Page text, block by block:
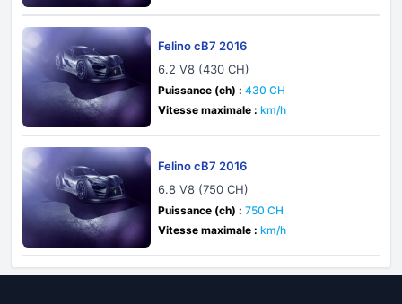
Felino cB7 2016
6.2 V8 (430 CH)
Puissance (ch) : 430 CH
Vitesse maximale : km/h
Felino cB7 2016
6.8 V8 (750 CH)
Puissance (ch) : 750 CH
Vitesse maximale : km/h